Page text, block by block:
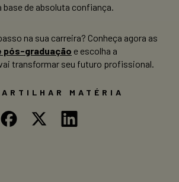
base de absoluta confiança.
na sua carreira? Conheça agora as
pós-graduação e escolha a
transformar seu futuro profissional.
MATÉRIA